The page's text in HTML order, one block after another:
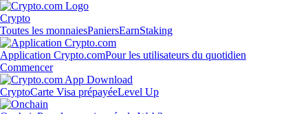
Crypto
Toutes les monnaiesPaniersEarnStaking
Application Crypto.comPour les utilisateurs du quotidien
Commencer
CryptoCarte Visa prépayéeLevel Up